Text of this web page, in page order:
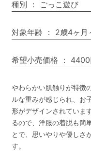
種別 ： ごっこ遊び
対象年齢 ： 2歳4ヶ月
希望小売価格 ： 4400
やわらかい肌触りが特徴
ルな重みが感じられ、お
形がデザインされていま
るので、洋服の着脱も簡
とで、思いやりや優しさ
す。